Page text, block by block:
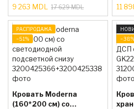
изголовьем, темно-
серая
9 263 MDL 17 629 MDL 11
РАСПРОДАЖА
−51%
Кровать Moderna
(160*200 см) со
−38%